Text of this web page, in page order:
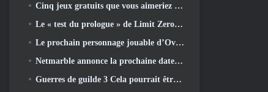
Cinq jeux gratuits que vous aimeriez peut-être essayer pendant le Bullet Fest
Le « test du prologue » de Limit Zero Breakers commence aujourd’hui
Le prochain personnage jouable d’Overwatch semble être un chef du crime cyborg surmené
Netmarble annonce la prochaine date de lancement de Global RF Online
Guerres de guilde 3 Cela pourrait être exactement ce dont l’industrie du MMO a besoin en ce moment